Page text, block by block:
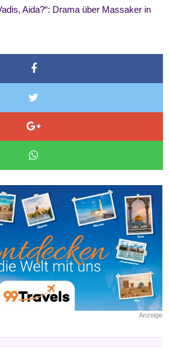
Aida?“: Drama über Massaker in
Anzeige